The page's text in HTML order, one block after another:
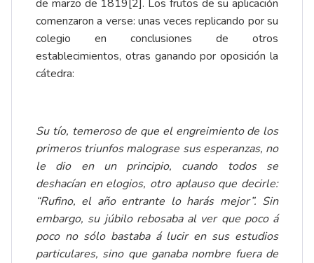
de marzo de 1819 [2]. Los frutos de su aplicación
comenzaron a verse: unas veces replicando por su
colegio en conclusiones de otros
establecimientos, otras ganando por oposición la
cátedra:
Su tío, temeroso de que el engreimiento de los
primeros triunfos malograse sus esperanzas, no
le dio en un principio, cuando todos se
deshacían en elogios, otro aplauso que decirle:
“Rufino, el año entrante lo harás mejor”. Sin
embargo, su júbilo rebosaba al ver que poco á
poco no sólo bastaba á lucir en sus estudios
particulares, sino que ganaba nombre fuera de